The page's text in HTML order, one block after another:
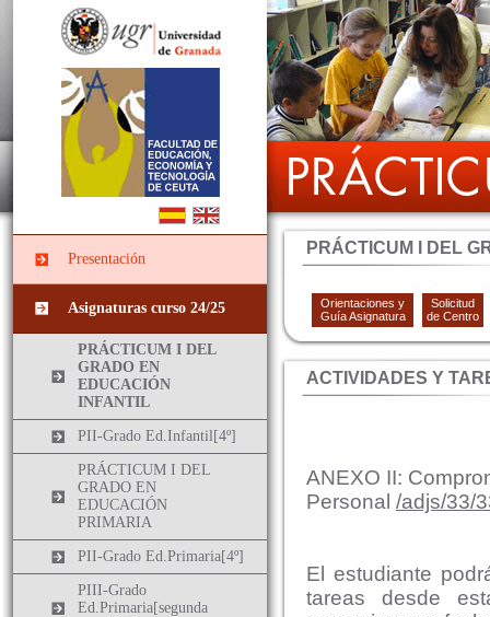
Presentación
Asignaturas curso 24/25
PRÁCTICUM I DEL
GRADO EN
EDUCACIÓN
INFANTIL
PII-Grado Ed.Infantil[4º]
PRÁCTICUM I DEL
GRADO EN
EDUCACIÓN
PRIMARIA
PII-Grado Ed.Primaria[4º]
PIII-Grado
Ed.Primaria[segunda
PRÁCTICUM I DEL
Orientaciones y
Guía Asignatura
Solicitud
de Centro
ACTIVIDADES Y
ANEXO II:
Personal /adjs/33/
El estudiante
tareas desde